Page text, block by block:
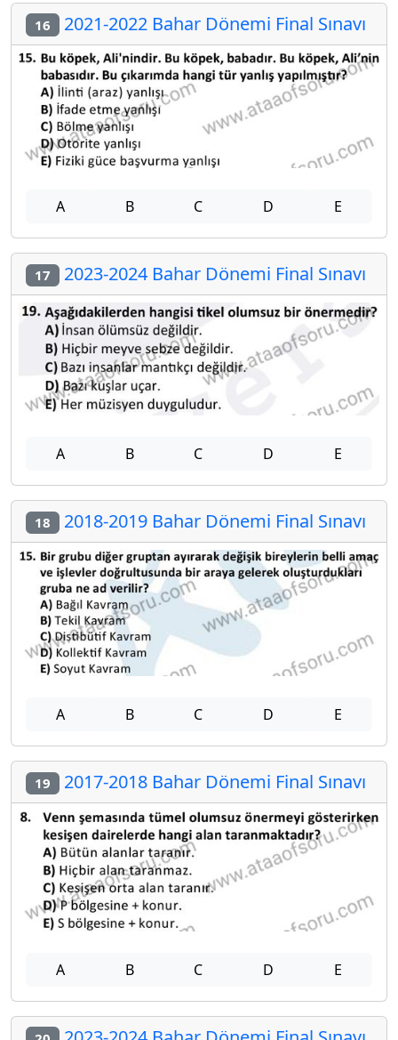
16 2021-2022 Bahar Dönemi Final Sınavı
A B C D E
17 2023-2024 Bahar Dönemi Final Sınavı
A B C D E
18 2018-2019 Bahar Dönemi Final Sınavı
A B C D E
19 2017-2018 Bahar Dönemi Final Sınavı
A B C D E